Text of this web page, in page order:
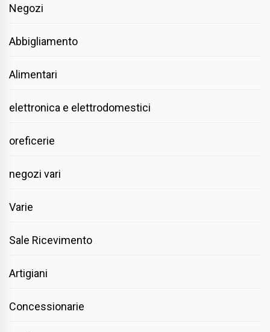
Negozi
Abbigliamento
Alimentari
elettronica e elettrodomestici
oreficerie
negozi vari
Varie
Sale Ricevimento
Artigiani
Concessionarie